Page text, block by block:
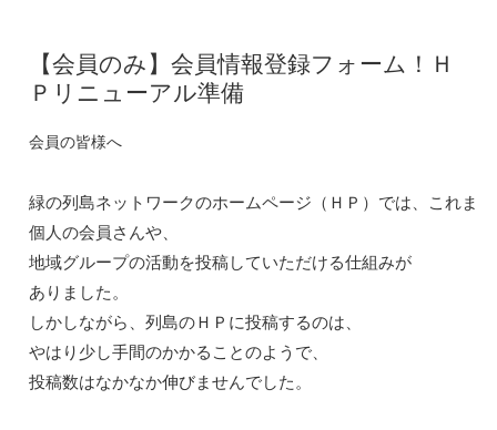
【会員のみ】会員情報登録フォーム！Ｈ
Ｐリニューアル準備
会員の皆様へ
緑の列島ネットワークのホームページ（ＨＰ）では、これま
個人の会員さんや、
地域グループの活動を投稿していただける仕組みが
ありました。
しかしながら、列島のＨＰに投稿するのは、
やはり少し手間のかかることのようで、
投稿数はなかなか伸びませんでした。